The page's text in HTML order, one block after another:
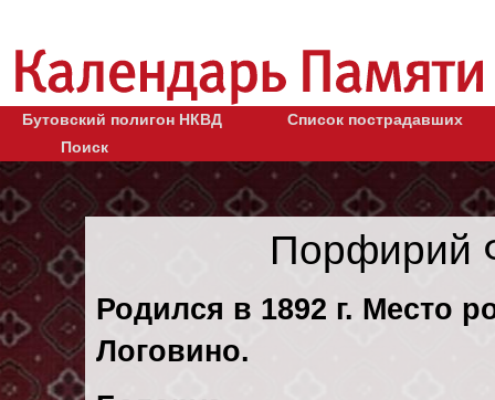
Бутовский полигон НКВД
Список пострадавших
Поиск
Порфирий
Родился в 1892 г. Место
Логовино.